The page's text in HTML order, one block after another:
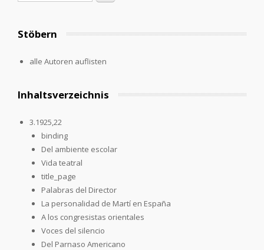
Stöbern
alle Autoren auflisten
Inhaltsverzeichnis
3.1925,22
binding
Del ambiente escolar
Vida teatral
title_page
Palabras del Director
La personalidad de Martí en España
A los congresistas orientales
Voces del silencio
Del Parnaso Americano